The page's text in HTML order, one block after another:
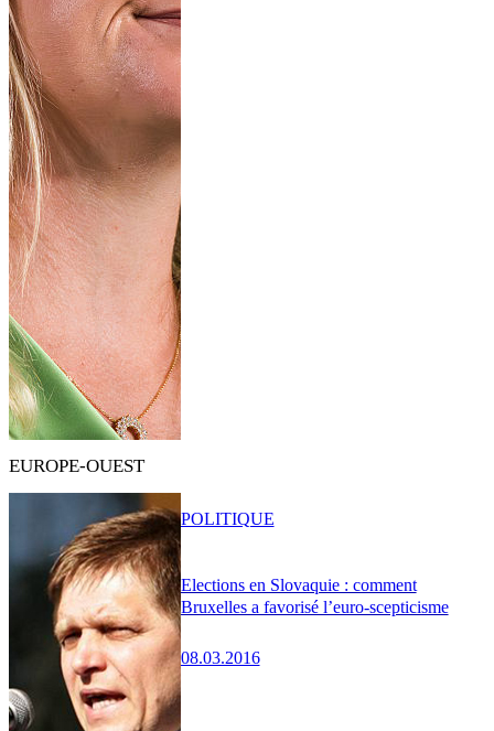
EUROPE-OUEST
Elections en Slovaquie : comment
Bruxelles a favorisé l’euro-scepticisme
08.03.2016
POLITIQUE